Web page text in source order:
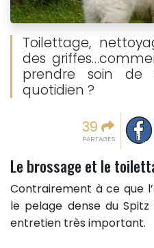
Toilettage,
des
prendre soin
quotidien ?
39
PARTAGES
Le brossage et le
Contrairement à ce que
le pelage dense du
entretien très important.